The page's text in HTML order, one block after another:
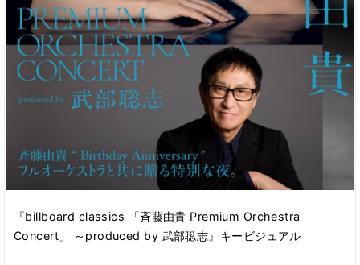
『billboard classics 「斉藤由貴 Premium Orchestra
Concert」 ～produced by 武部聡志』キービジュアル